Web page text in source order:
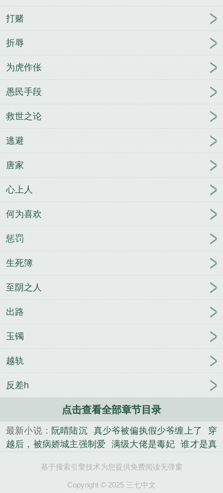
打赌
折辱
为虎作伥
愚民手段
救世之论
逃避
唐家
心上人
何为喜欢
惩罚
生死簿
至阴之人
出路
玉镯
越轨
反差h
点击查看全部章节目录
最新小说： 阮晴陆沉 真少爷被偏执假少爷缠上了
穿
越后，被病娇城主强制爱
满级大佬是毒妃
谁才是真
女总裁自找的！ 枉生录2——花尽酒阑春到也
宠：麻了！闪婚的男人暗恋我 绿茶女友
基于搜索引擎技术为您提供免费阅读无弹窗
Copyright © 2025 三七中文